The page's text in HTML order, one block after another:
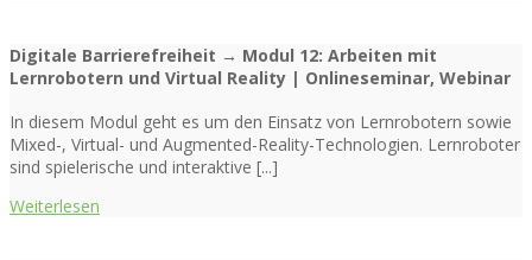
Digitale Barrierefreiheit → Modul 12: Arbeiten mit
Lernrobotern und Virtual Reality | Onlineseminar, Webinar
In diesem Modul geht es um den Einsatz von Lernrobotern sowie
Mixed-, Virtual- und Augmented-Reality-Technologien. Lernroboter
sind spielerische und interaktive [...]
Weiterlesen